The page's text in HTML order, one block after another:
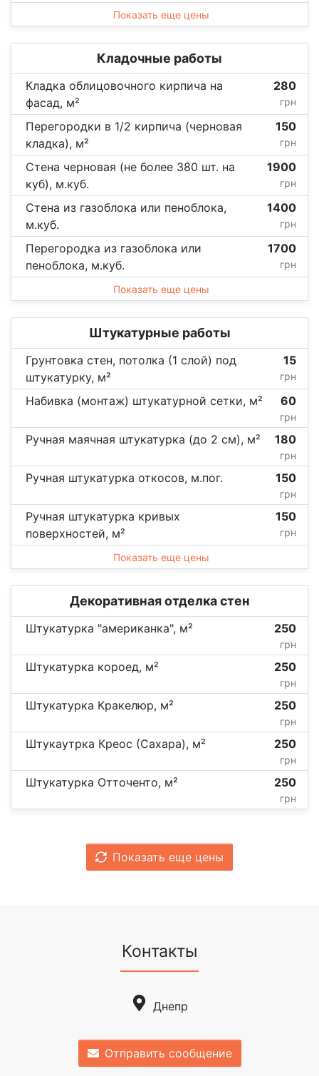
Показать еще цены
Кладочные работы
Кладка облицовочного кирпича на
фасад, м²
280
грн
Перегородки в 1/2 кирпича (черновая
кладка), м²
150
грн
Стена черновая (не более 380 шт. на
куб), м.куб.
1900
грн
Стена из газоблока или пеноблока,
м.куб.
1400
грн
Перегородка из газоблока или
пеноблока, м.куб.
1700
грн
Показать еще цены
Штукатурные работы
Грунтовка стен, потолка (1 слой) под
штукатурку, м²
15
грн
Набивка (монтаж) штукатурной сетки, м² 60
грн
Ручная маячная штукатурка (до 2 см), м² 180
грн
Ручная штукатурка откосов, м.пог. 150
грн
Ручная штукатурка кривых
поверхностей, м²
150
грн
Показать еще цены
Декоративная отделка стен
Штукатурка "американка", м² 250
грн
Штукатурка короед, м² 250
грн
Штукатурка Кракелюр, м² 250
грн
Штукаутрка Креос (Сахара), м² 250
грн
Штукатурка Отточенто, м² 250
грн
Показать еще цены
Контакты
Днепр
Отправить сообщение